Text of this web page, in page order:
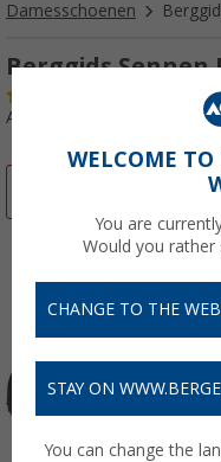
Damesschoenen
Berggids Sennen
Artikelnr: 65082041
WELCOME TO
You are
Would you rather
CHANGE TO THE
STAY ON
You can change the